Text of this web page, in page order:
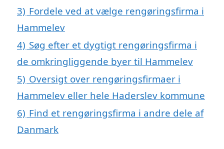
3) Fordele ved at vælge rengøringsfirma i
Hammelev
4) Søg efter et dygtigt rengøringsfirma i
de omkringliggende byer til Hammelev
5) Oversigt over rengøringsfirmaer i
Hammelev eller hele Haderslev kommune
6) Find et rengøringsfirma i andre dele af
Danmark